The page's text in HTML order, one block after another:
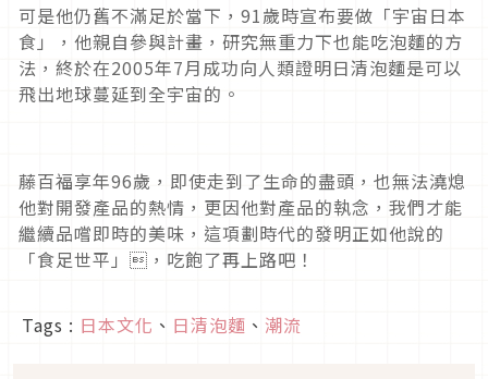
可是他仍舊不滿足於當下，91歲時宣布要做「宇宙日本
食」，他親自參與計畫，研究無重力下也能吃泡麵的方
法，終於在2005年7月成功向人類證明日清泡麵是可以
飛出地球蔓延到全宇宙的。
藤百福享年96歲，即使走到了生命的盡頭，也無法澆熄
他對開發產品的熱情，更因他對產品的執念，我們才能
繼續品嚐即時的美味，這項劃時代的發明正如他說的
「食足世平」，吃飽了再上路吧！
Tags : 日本文化 、 日清泡麵 、 潮流